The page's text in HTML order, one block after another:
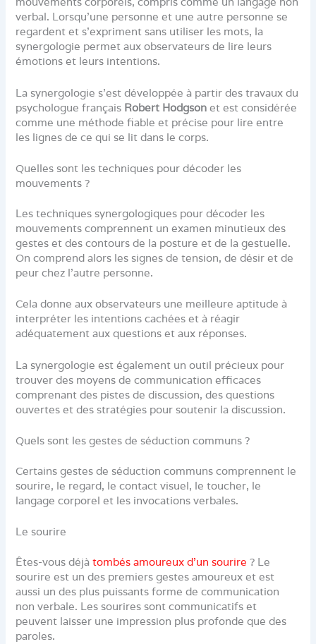
verbal. Lorsqu’une personne et une autre personne se
regardent et s’expriment sans utiliser les mots, la
synergologie permet aux observateurs de lire leurs
émotions et leurs intentions.
La synergologie s’est développée à partir des travaux du
psychologue français Robert Hodgson et est considérée
comme une méthode fiable et précise pour lire entre
les lignes de ce qui se lit dans le corps.
Quelles sont les techniques pour décoder les
mouvements ?
Les techniques synergologiques pour décoder les
mouvements comprennent un examen minutieux des
gestes et des contours de la posture et de la gestuelle.
On comprend alors les signes de tension, de désir et de
peur chez l’autre personne.
Cela donne aux observateurs une meilleure aptitude à
interpréter les intentions cachées et à réagir
adéquatement aux questions et aux réponses.
La synergologie est également un outil précieux pour
trouver des moyens de communication efficaces
comprenant des pistes de discussion, des questions
ouvertes et des stratégies pour soutenir la discussion.
Quels sont les gestes de séduction communs ?
Certains gestes de séduction communs comprennent le
sourire, le regard, le contact visuel, le toucher, le
langage corporel et les invocations verbales.
Le sourire
Êtes-vous déjàtombés amoureux d’un sourire ? Le
sourire est un des premiers gestes amoureux et est
aussi un des plus puissants forme de communication
non verbale. Les sourires sont communicatifs et
peuvent laisser une impression plus profonde que des
paroles.